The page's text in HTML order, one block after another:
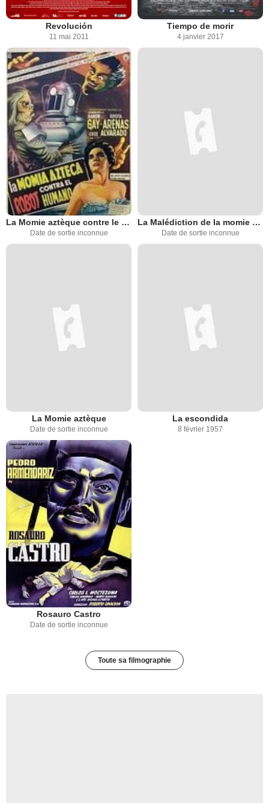
Revolución
11 mai 2011
Tiempo de morir
4 janvier 2017
La Momie aztèque contre le robot
Date de sortie inconnue
La Malédiction de la momie aztèque
Date de sortie inconnue
La Momie aztèque
Date de sortie inconnue
La escondida
8 février 1957
Rosauro Castro
Date de sortie inconnue
Toute sa filmographie